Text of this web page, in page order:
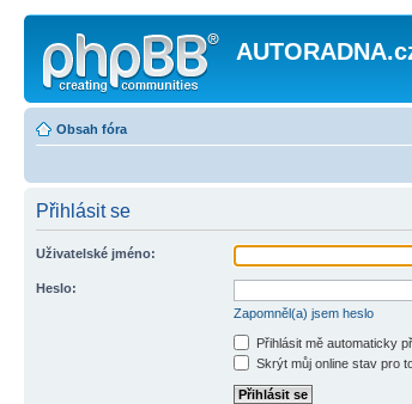
Obsah fóra
Přihlásit se
Uživatelské jméno:
Heslo:
Zapomněl(a) jsem heslo
Přihlásit mě automaticky
Skrýt můj online stav pro